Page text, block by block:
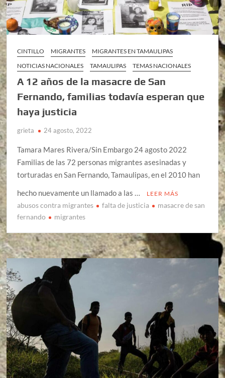
CINTILLO MIGRANTES
MIGRANTES EN TAMAULIPAS
NOTICIAS NACIONALES
TAMAULIPAS TEMAS NACIONALES
A 12 años de la masacre de San
Fernando, familias todavía esperan que
haya justicia
grieta 24 agosto, 2022
Tamara Mares Rivera/Sin Embargo 24 agosto 2022
Familias de las 72 personas migrantes asesinadas y
torturadas en San Fernando, Tamaulipas, en el 2010 han
hecho nuevamente un llamado a las …
LEER MÁS
abusos contra migrantes falta de justicia
masacre de san
fernando
migrantes